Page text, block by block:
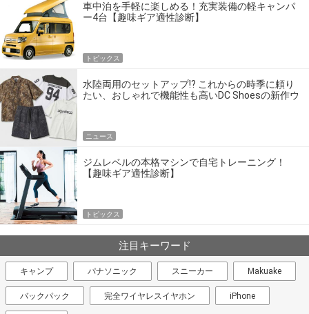
車中泊を手軽に楽しめる！充実装備の軽キャンパ
ー4台【趣味ギア適性診断】
トピックス
水陸両用のセットアップ!? これからの時季に頼り
たい、おしゃれで機能性も高いDC Shoesの新作ウ
ニュース
ジムレベルの本格マシンで自宅トレーニング！
【趣味ギア適性診断】
トピックス
注目キーワード
キャンプ パナソニック スニーカー Makuake
バックパック 完全ワイヤレスイヤホン iPhone